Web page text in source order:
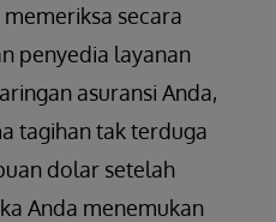
secara
penyedia layanan
asuransi Anda,
tagihan tak terduga
dolar setelah
Anda menemukan